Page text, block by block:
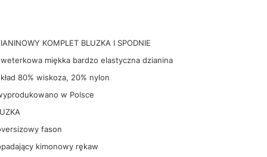
KOMPLET BLUZKA I SPODNIE
miękka bardzo elastyczna dzianina
80% wiskoza, 20% nylon
w Polsce
fason
kimonowy rękaw